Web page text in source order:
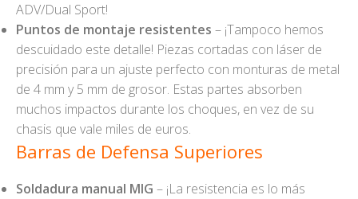
ADV/Dual Sport!
Puntos de montaje resistentes – ¡Tampoco hemos
descuidado este detalle! Piezas cortadas con láser de
precisión para un ajuste perfecto con monturas de metal
de 4 mm y 5 mm de grosor. Estas partes absorben
muchos impactos durante los choques, en vez de su
chasis que vale miles de euros.
Barras de Defensa Superiores
Soldadura manual MIG – ¡La resistencia es lo más